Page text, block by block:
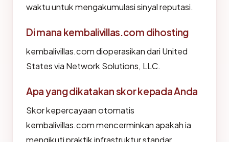
waktu untuk mengakumulasi sinyal reputasi.
Di mana kembalivillas.com dihosting
kembalivillas.com dioperasikan dari United
States via Network Solutions, LLC.
Apa yang dikatakan skor kepada Anda
Skor kepercayaan otomatis
kembalivillas.com mencerminkan apakah ia
mengikuti praktik infrastruktur standar.